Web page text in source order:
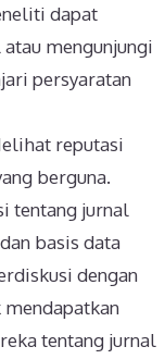
dapat
mengunjungi
persyaratan
reputasi
berguna.
tentang jurnal
basis data
dengan
tentang jurnal